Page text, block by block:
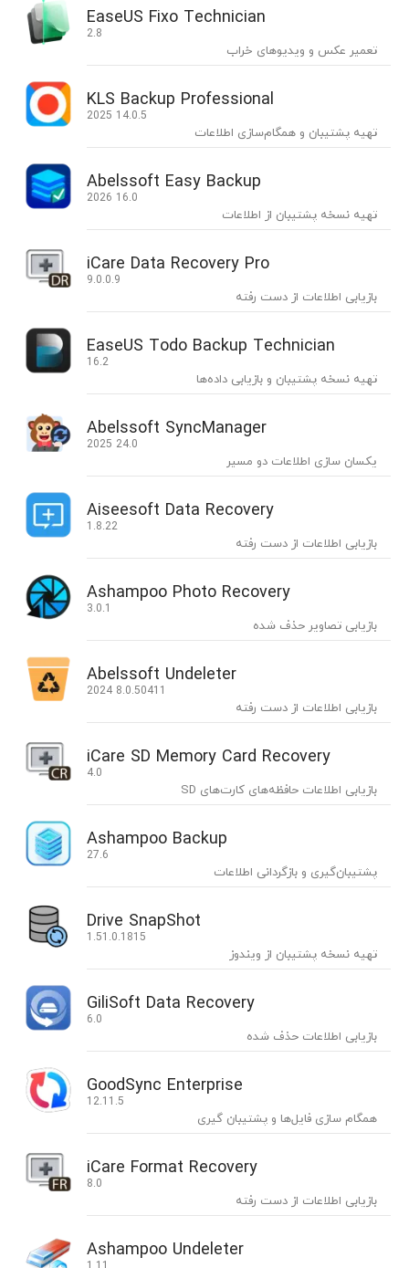
EaseUS Fixo Technician
2.8
تعمیر عکس و ویدیوهای خراب
KLS Backup Professional
2025 14.0.5
تهیه پشتیبان و همگام‌سازی اطلاعات
Abelssoft Easy Backup
2026 16.0
تهیه نسخه پشتیبان از اطلاعات
iCare Data Recovery Pro
9.0.0.9
بازیابی اطلاعات از دست رفته
EaseUS Todo Backup Technician
16.2
تهیه نسخه پشتیبان و بازیابی داده‌ها
Abelssoft SyncManager
2025 24.0
یکسان سازی اطلاعات دو مسیر
Aiseesoft Data Recovery
1.8.22
بازیابی اطلاعات از دست رفته
Ashampoo Photo Recovery
3.0.1
بازیابی تصاویر حذف شده
Abelssoft Undeleter
2024 8.0.50411
بازیابی اطلاعات از دست رفته
iCare SD Memory Card Recovery
4.0
بازیابی اطلاعات حافظه‌های کارت‌های SD
Ashampoo Backup
27.6
پشتیبان‌گیری و بازگردانی اطلاعات
Drive SnapShot
1.51.0.1815
تهیه نسخه پشتیبان از ویندوز
GiliSoft Data Recovery
6.0
بازیابی اطلاعات حذف شده
GoodSync Enterprise
12.11.5
همگام سازی فایل‌ها و پشتیبان گیری
iCare Format Recovery
8.0
بازیابی اطلاعات از دست رفته
Ashampoo Undeleter